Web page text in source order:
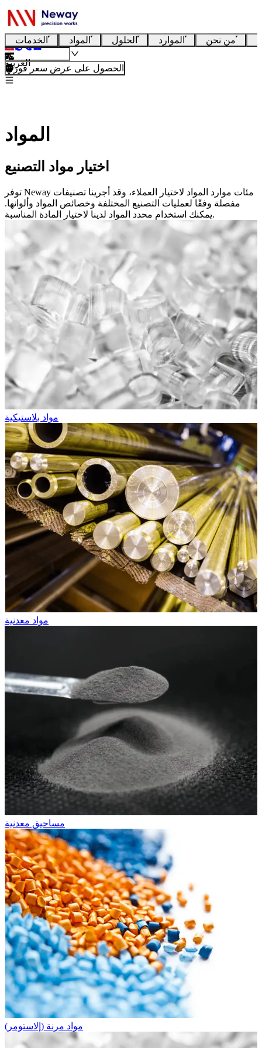
الخدمات المواد الحلول الموارد من نحن
العربية
الحصول على عرض سعر فوري
المواد
اختيار مواد التصنيع
توفر Neway مئات موارد المواد لاختيار العملاء، وقد أجرينا تصنيفات
مفصلة وفقًا لعمليات التصنيع المختلفة وخصائص المواد وألوانها.
يمكنك استخدام محدد المواد لدينا لاختيار المادة المناسبة.
مواد بلاستيكية
مواد معدنية
مساحيق معدنية
مواد مرنة (إلاستومر)